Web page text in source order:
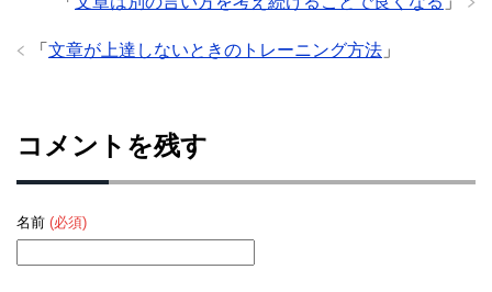
「 文章が上達しないときのトレーニング方法 」
コメントを残す
名前 (必須)